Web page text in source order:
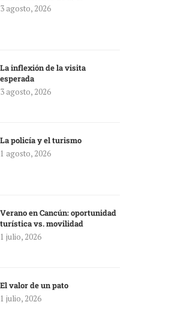
3 agosto, 2026
La inflexión de la visita
esperada
3 agosto, 2026
La policía y el turismo
1 agosto, 2026
Verano en Cancún: oportunidad
turística vs. movilidad
1 julio, 2026
El valor de un pato
1 julio, 2026